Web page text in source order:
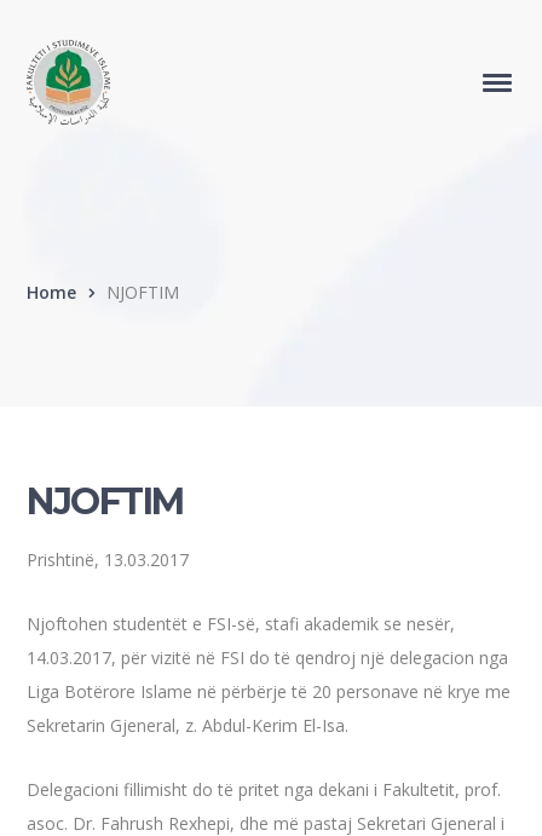
Home NJOFTIM
NJOFTIM
Prishtinë, 13.03.2017
Njoftohen studentët e FSI-së, stafi akademik se nesër,
14.03.2017, për vizitë në FSI do të qendroj një delegacion nga
Liga Botërore Islame në përbërje të 20 personave në krye me
Sekretarin Gjeneral, z. Abdul-Kerim El-Isa.
Delegacioni fillimisht do të pritet nga dekani i Fakultetit, prof.
asoc. Dr. Fahrush Rexhepi, dhe më pastaj Sekretari Gjeneral i